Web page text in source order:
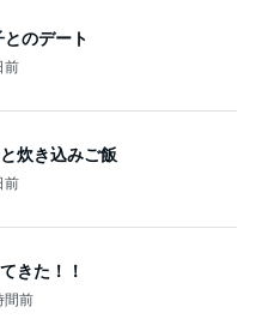
のデート
前
炊き込みご飯
前
きた！！
間前